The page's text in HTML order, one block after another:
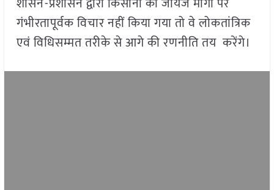
गंभीरतापूर्वक विचार नहीं किया गया तो वे लोकतांत्रिक
एवं विधिसम्मत तरीके से आगे की रणनीति तय करेंगे।